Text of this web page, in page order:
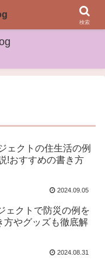
をお届け
ェクトの住生活の例
!おすすめの書き方
2024.09.05
ェクトで防災の例を
方やグッズも徹底解
2024.08.31
検索